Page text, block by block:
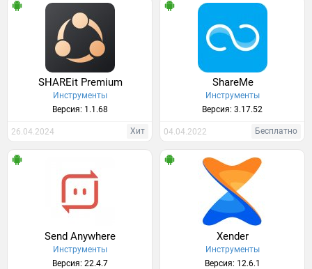
SHAREit Premium
Инструменты
Версия: 1.1.68
26.04.2024 Хит
ShareMe
Инструменты
Версия: 3.17.52
04.04.2022 Бесплатно
Send Anywhere
Инструменты
Версия: 22.4.7
Xender
Инструменты
Версия: 12.6.1